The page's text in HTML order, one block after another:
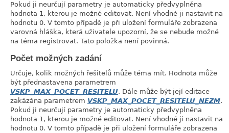
Pokud ji neurčují parametry je automaticky předvyplněna
hodnota 1, kterou je možné editovat. Není vhodné ji nastavit na
hodnotu 0. V tomto případě je při uložení formuláře zobrazena
varovná hláška, která uživatele upozorní, že se nebude možné
na téma registrovat. Tato položka není povinná.
Počet možných zadání
Určuje, kolik možných řešitelů může téma mít. Hodnota může
být přednastavena parametrem
VSKP_MAX_POCET_RESITELU. Dále může být její editace
zakázána parametrem VSKP_MAX_POCET_RESITELU_NEZM.
Pokud ji neurčují parametry je automaticky předvyplněna
hodnota 1, kterou je možné editovat. Není vhodné ji nastavit na
hodnotu 0. V tomto případě je při uložení formuláře zobrazena